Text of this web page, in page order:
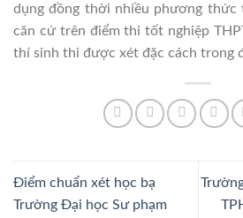
dụng đồng thời nhiều phương thức
căn cứ trên điểm thi tốt nghiệp
thí sinh thi được xét đặc cách trong
Điểm chuẩn xét học bạ
Trường Đại học Sư phạm